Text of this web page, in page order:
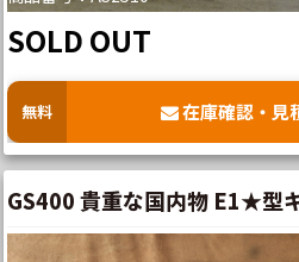
SOLD OUT
無料 在庫確認・見
GS400 貴重な国内物 E1★型